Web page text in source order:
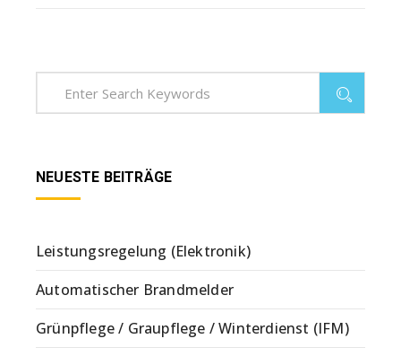
NEUESTE BEITRÄGE
Leistungsregelung (Elektronik)
Automatischer Brandmelder
Grünpflege / Graupflege / Winterdienst (IFM)